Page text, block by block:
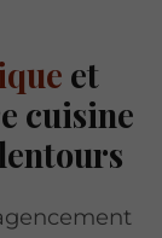
et
cuisine